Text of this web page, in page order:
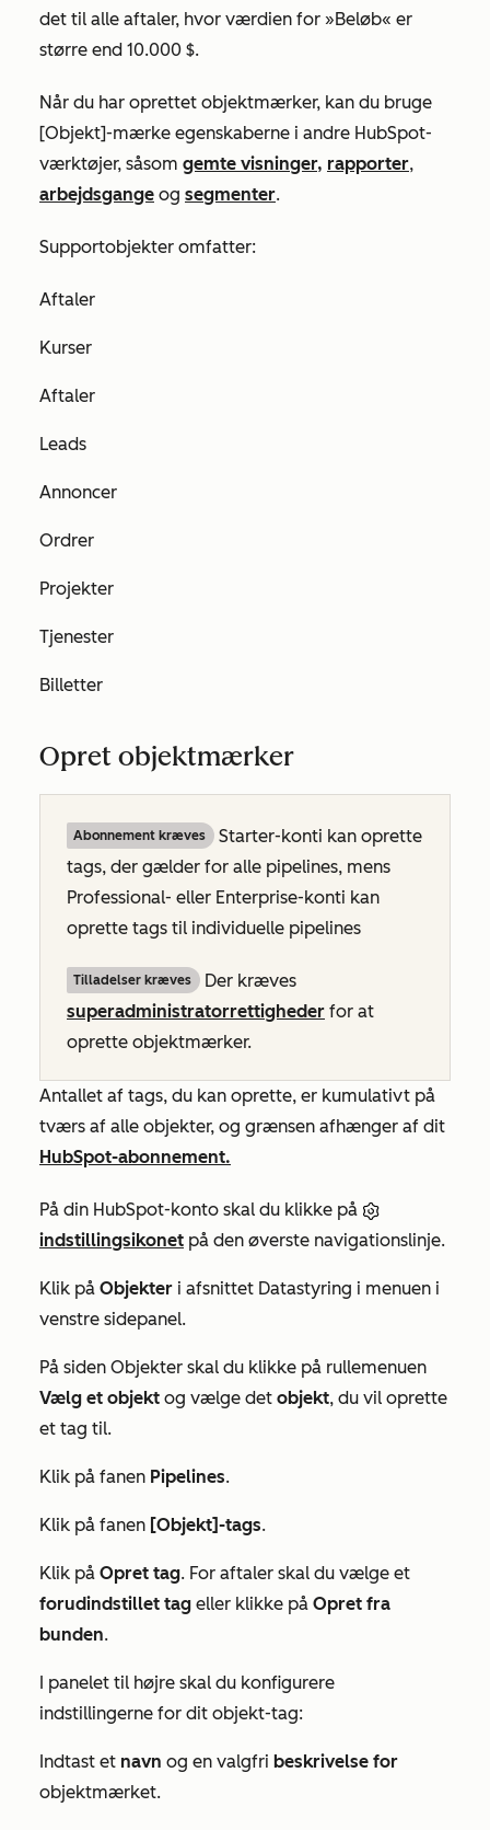
det til alle aftaler, hvor værdien for »Beløb« er
større end 10.000 $.
Når du har oprettet objektmærker, kan du bruge
[Objekt]-mærke egenskaberne i andre HubSpot-
værktøjer, såsom gemte visninger, rapporter,
arbejdsgange og segmenter.
Supportobjekter omfatter:
Aftaler
Kurser
Aftaler
Leads
Annoncer
Ordrer
Projekter
Tjenester
Billetter
Opret objektmærker
Abonnement kræves Starter-konti kan oprette
tags, der gælder for alle pipelines, mens
Professional- eller Enterprise-konti kan
oprette tags til individuelle pipelines
Tilladelser kræves
Der kræves
superadministratorrettigheder for at
oprette objektmærker.
Antallet af tags, du kan oprette, er kumulativt på
tværs af alle objekter, og grænsen afhænger af dit
HubSpot-abonnement.
På din HubSpot-konto skal du klikke på
indstillingsikonet på den øverste navigationslinje.
Klik på Objekter i afsnittet Datastyring i menuen i
venstre sidepanel.
På siden Objekter skal du klikke på rullemenuen
Vælg et objekt og vælge det objekt, du vil oprette
et tag til.
Klik på fanen Pipelines.
Klik på fanen [Objekt]-tags.
Klik på Opret tag. For aftaler skal du vælge et
forudindstillet tag eller klikke på Opret fra
bunden.
I panelet til højre skal du konfigurere
indstillingerne for dit objekt-tag:
Indtast et navn og en valgfri beskrivelse for
objektmærket.